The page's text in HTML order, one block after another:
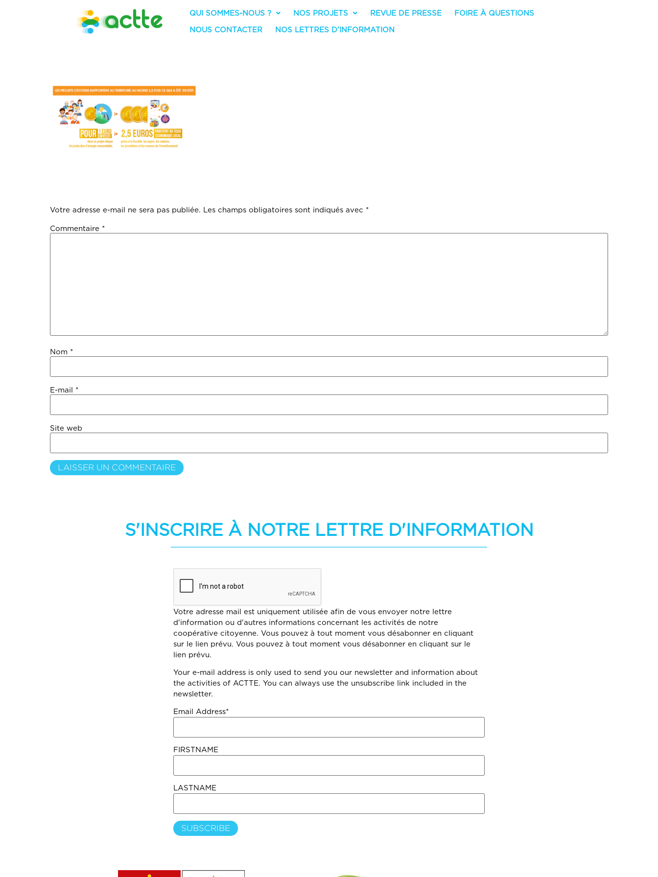
QUI SOMMES-NOUS ? NOS PROJETS REVUE DE PRESSE
FOIRE À QUESTIONS
NOUS CONTACTER
NOS LETTRES D’INFORMATION
Votre adresse e-mail ne sera pas publiée. Les champs obligatoires sont indiqués avec *
Commentaire *
Nom *
E-mail *
Site web
S'INSCRIRE À NOTRE LETTRE D'INFORMATION
Votre adresse mail est uniquement utilisée afin de vous envoyer notre lettre
d'information ou d'autres informations concernant les activités de notre
coopérative citoyenne. Vous pouvez à tout moment vous désabonner en cliquant
sur le lien prévu. Vous pouvez à tout moment vous désabonner en cliquant sur le
lien prévu.
Your e-mail address is only used to send you our newsletter and information about
the activities of ACTTE. You can always use the unsubscribe link included in the
newsletter.
Email Address*
FIRSTNAME
LASTNAME